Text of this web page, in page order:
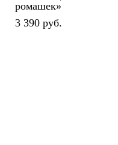
ромашек»
3 390 pуб.